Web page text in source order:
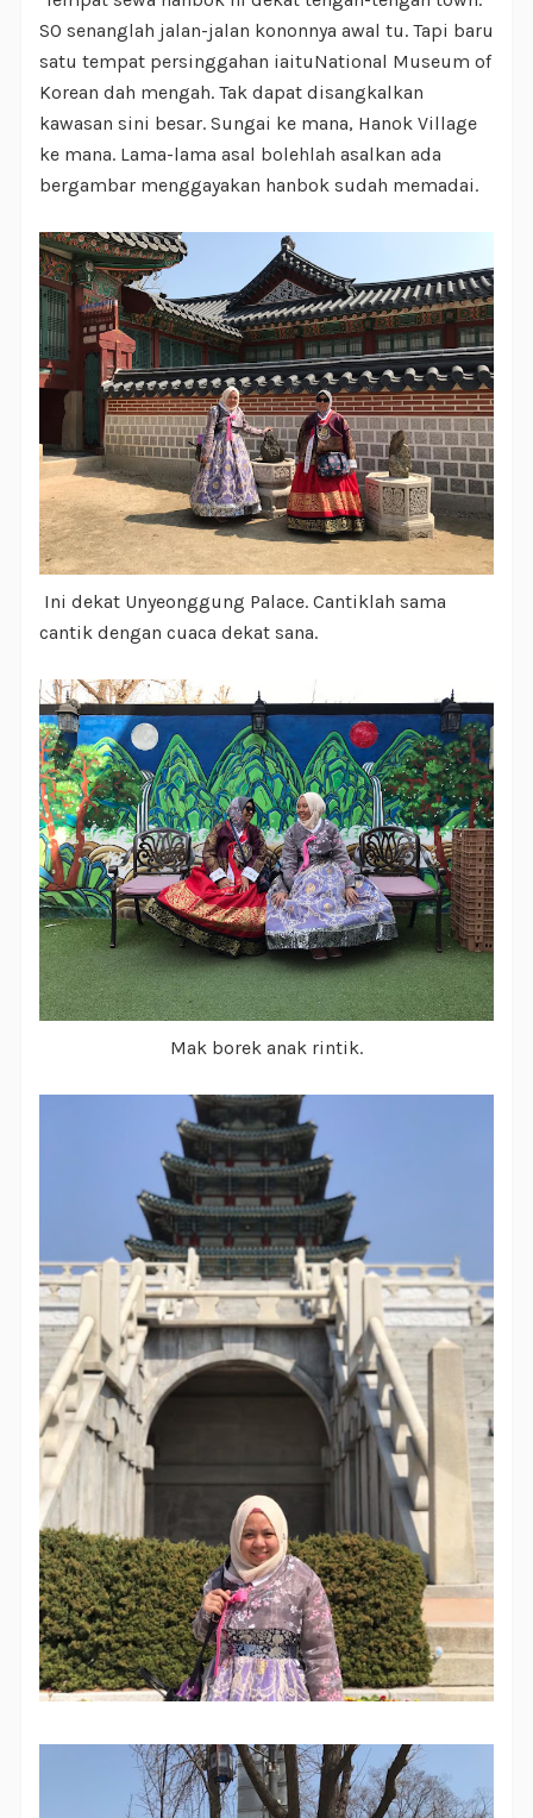
SO senanglah jalan-jalan kononnya awal tu. Tapi baru
satu tempat persinggahan iaituNational Museum of
Korean dah mengah. Tak dapat disangkalkan
kawasan sini besar. Sungai ke mana, Hanok Village
ke mana. Lama-lama asal bolehlah asalkan ada
bergambar menggayakan hanbok sudah memadai.
Ini dekat Unyeonggung Palace. Cantiklah sama
cantik dengan cuaca dekat sana.
Mak borek anak rintik.